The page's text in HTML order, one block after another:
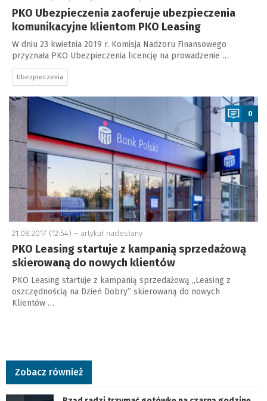
PKO Ubezpieczenia zaoferuje ubezpieczenia
komunikacyjne klientom PKO Leasing
W dniu 23 kwietnia 2019 r. Komisja Nadzoru Finansowego
przyznała PKO Ubezpieczenia licencję na prowadzenie …
Ubezpieczenia
a
0
21.08.2017 (12:54) – artykuł nadesłany
PKO Leasing startuje z kampanią sprzedażową
skierowaną do nowych klientów
PKO Leasing startuje z kampanią sprzedażową „Leasing z
oszczędnością na Dzień Dobry” skierowaną do nowych
Klientów …
Zobacz również